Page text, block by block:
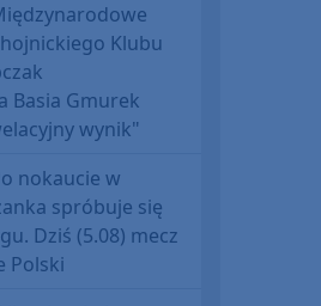
Klubu
Basia Gmurek
wynik"
nokaucie w
spróbuje się
Dziś (5.08) mecz
Polski